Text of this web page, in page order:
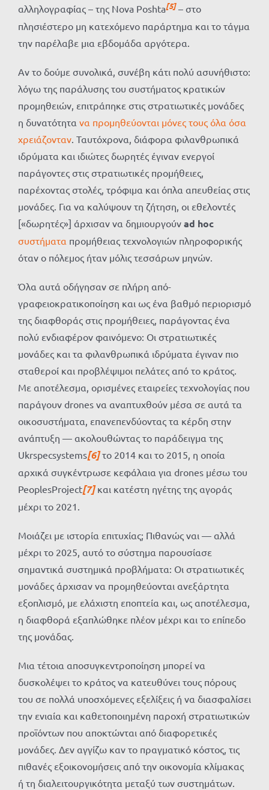
αλληλογραφίας – της Nova Poshta[5]– στο
πλησιέστερο μη κατεχόμενο παράρτημα και το τάγμα
την παρέλαβε μια εβδομάδα αργότερα.
Αν το δούμε συνολικά, συνέβη κάτι πολύ ασυνήθιστο:
λόγω της παράλυσης του συστήματος κρατικών
προμηθειών, επιτράπηκε στις στρατιωτικές μονάδες
η δυνατότητα να προμηθεύονται μόνες τους όλα όσα
χρειάζονταν. Ταυτόχρονα, διάφορα φιλανθρωπικά
ιδρύματα και ιδιώτες δωρητές έγιναν ενεργοί
παράγοντες στις στρατιωτικές προμήθειες,
παρέχοντας στολές, τρόφιμα και όπλα απευθείας στις
μονάδες. Για να καλύψουν τη ζήτηση, οι εθελοντές
[«δωρητές»] άρχισαν να δημιουργούν ad hoc
συστήματα προμήθειας τεχνολογιών πληροφορικής
όταν ο πόλεμος ήταν μόλις τεσσάρων μηνών.
Όλα αυτά οδήγησαν σε πλήρη από-
γραφειοκρατικοποίηση και ως ένα βαθμό περιορισμό
της διαφθοράς στις προμήθειες, παράγοντας ένα
πολύ ενδιαφέρον φαινόμενο: Οι στρατιωτικές
μονάδες και τα φιλανθρωπικά ιδρύματα έγιναν πιο
σταθεροί και προβλέψιμοι πελάτες από το κράτος.
Με αποτέλεσμα, ορισμένες εταιρείες τεχνολογίας που
παράγουν drones να αναπτυχθούν μέσα σε αυτά τα
οικοσυστήματα, επανεπενδύοντας τα κέρδη στην
ανάπτυξη — ακολουθώντας το παράδειγμα της
Ukrspecsystems[6]το 2014 και το 2015, η οποία
αρχικά συγκέντρωσε κεφάλαια για drones μέσω του
PeoplesProject[7]και κατέστη ηγέτης της αγοράς
μέχρι το 2021.
Μοιάζει με ιστορία επιτυχίας; Πιθανώς ναι — αλλά
μέχρι το 2025, αυτό το σύστημα παρουσίασε
σημαντικά συστημικά προβλήματα: Οι στρατιωτικές
μονάδες άρχισαν να προμηθεύονται ανεξάρτητα
εξοπλισμό, με ελάχιστη εποπτεία και, ως αποτέλεσμα,
η διαφθορά εξαπλώθηκε πλέον μέχρι και το επίπεδο
της μονάδας.
Μια τέτοια αποσυγκεντροποίηση μπορεί να
δυσκολέψει το κράτος να κατευθύνει τους πόρους
του σε πολλά υποσχόμενες εξελίξεις ή να διασφαλίσει
την ενιαία και καθετοποιημένη παροχή στρατιωτικών
προϊόντων που αποκτώνται από διαφορετικές
μονάδες. Δεν αγγίζω καν το πραγματικό κόστος, τις
πιθανές εξοικονομήσεις από την οικονομία κλίμακας
ή τη διαλειτουργικότητα μεταξύ των συστημάτων.